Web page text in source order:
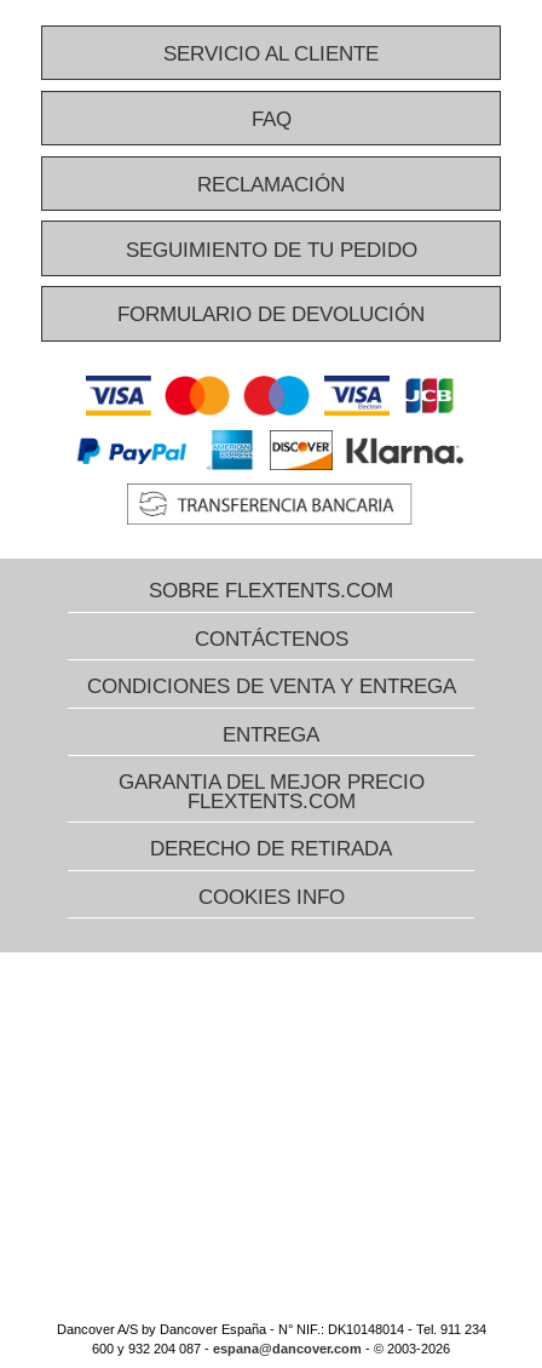
SERVICIO AL CLIENTE
FAQ
RECLAMACIÓN
SEGUIMIENTO DE TU PEDIDO
FORMULARIO DE DEVOLUCIÓN
SOBRE FLEXTENTS.COM
CONTÁCTENOS
CONDICIONES DE VENTA Y ENTREGA
ENTREGA
GARANTIA DEL MEJOR PRECIO
FLEXTENTS.COM
DERECHO DE RETIRADA
COOKIES INFO
Dancover A/S by Dancover España - N° NIF.: DK10148014 - Tel. 911 234
600 y 932 204 087 - espana@dancover.com - © 2003-2026